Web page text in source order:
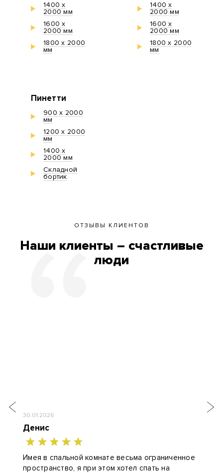
1400 х
2000 мм
1600 х
2000 мм
1800 х 2000
мм
1400 х
2000 мм
1600 х
2000 мм
1800 х 2000
мм
Пинетти
900 х 2000
мм
1200 х 2000
мм
1400 х
2000 мм
Складной
бортик
ОТЗЫВЫ КЛИЕНТОВ
Наши клиенты – счастливые
люди
30.01.2026
Денис
Имея в спальной комнате весьма ограниченное
пространство, я при этом хотел спать на